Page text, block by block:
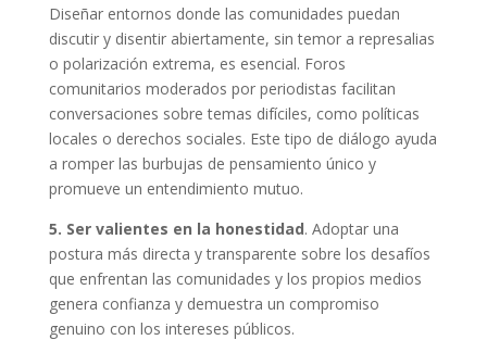
Diseñar entornos donde las comunidades puedan
discutir y disentir abiertamente, sin temor a represalias
o polarización extrema, es esencial. Foros
comunitarios moderados por periodistas facilitan
conversaciones sobre temas difíciles, como políticas
locales o derechos sociales. Este tipo de diálogo ayuda
a romper las burbujas de pensamiento único y
promueve un entendimiento mutuo.
5. Ser valientes en la honestidad. Adoptar una
postura más directa y transparente sobre los desafíos
que enfrentan las comunidades y los propios medios
genera confianza y demuestra un compromiso
genuino con los intereses públicos.